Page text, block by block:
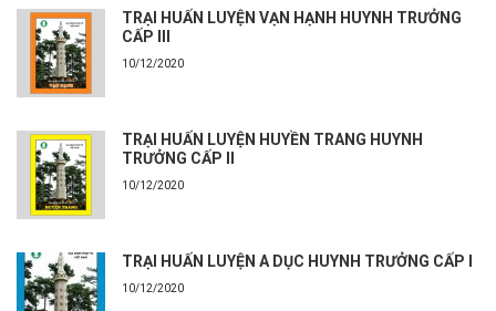
TRẠI HUẤN LUYỆN VẠN HẠNH HUYNH TRƯỞNG
CẤP III
10/12/2020
TRẠI HUẤN LUYỆN HUYỀN TRANG HUYNH
TRƯỞNG CẤP II
10/12/2020
TRẠI HUẤN LUYỆN A DỤC HUYNH TRƯỞNG CẤP I
10/12/2020